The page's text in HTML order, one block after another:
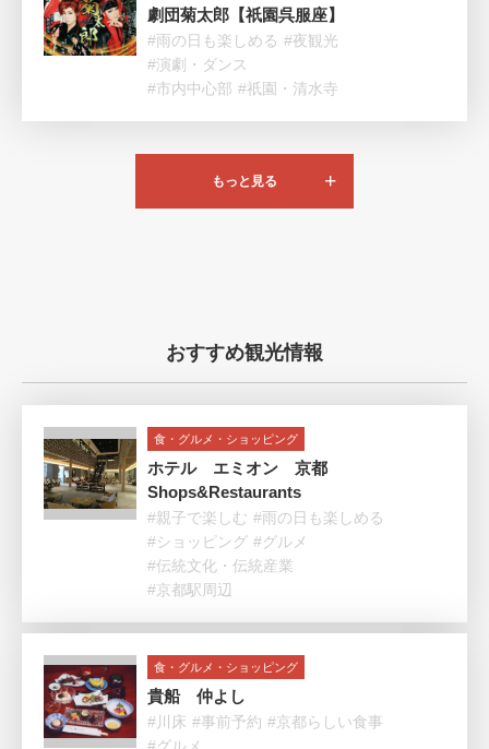
劇団菊太郎【祇園呉服座】
#雨の日も楽しめる #夜観光
#演劇・ダンス
#市内中心部 #祇園・清水寺
もっと見る
おすすめ観光情報
食・グルメ・ショッピング
ホテル エミオン 京都
Shops&Restaurants
#親子で楽しむ #雨の日も楽しめる
#ショッピング #グルメ
#伝統文化・伝統産業
#京都駅周辺
食・グルメ・ショッピング
貴船 仲よし
#川床 #事前予約 #京都らしい食事